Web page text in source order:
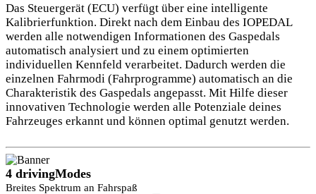
Das Steuergerät (ECU) verfügt über eine intelligente
Kalibrierfunktion. Direkt nach dem Einbau des IOPEDAL
werden alle notwendigen Informationen des Gaspedals
automatisch analysiert und zu einem optimierten
individuellen Kennfeld verarbeitet. Dadurch werden die
einzelnen Fahrmodi (Fahrprogramme) automatisch an die
Charakteristik des Gaspedals angepasst. Mit Hilfe dieser
innovativen Technologie werden alle Potenziale deines
Fahrzeuges erkannt und können optimal genutzt werden.
4 drivingModes
Breites Spektrum an Fahrspaß